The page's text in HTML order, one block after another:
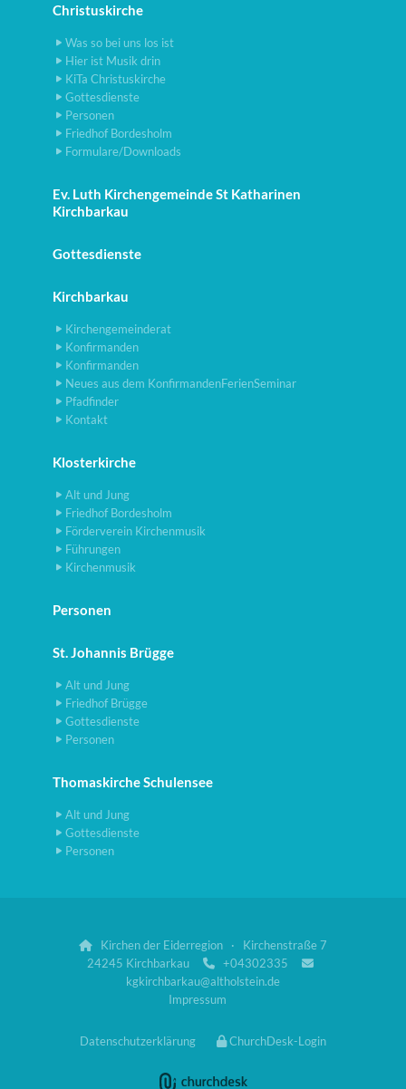
Christuskirche
Was so bei uns los ist
Hier ist Musik drin
KiTa Christuskirche
Gottesdienste
Personen
Friedhof Bordesholm
Formulare/Downloads
Ev. Luth Kirchengemeinde St Katharinen
Kirchbarkau
Gottesdienste
Kirchbarkau
Kirchengemeinderat
Konfirmanden
Konfirmanden
Neues aus dem KonfirmandenFerienSeminar
Pfadfinder
Kontakt
Klosterkirche
Alt und Jung
Friedhof Bordesholm
Förderverein Kirchenmusik
Führungen
Kirchenmusik
Personen
St. Johannis Brügge
Alt und Jung
Friedhof Brügge
Gottesdienste
Personen
Thomaskirche Schulensee
Alt und Jung
Gottesdienste
Personen

Kirchen der Eiderregion · Kirchenstraße 7
24245 Kirchbarkau
 +04302335 
kgkirchbarkau@altholstein.de
Impressum
Datenschutzerklärung ChurchDesk-Login